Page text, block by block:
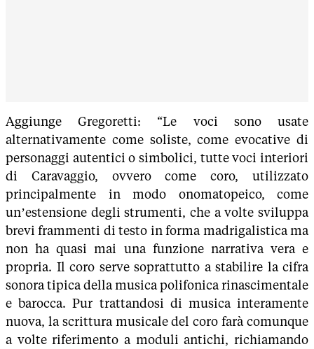
Aggiunge Gregoretti: “Le voci sono usate
alternativamente come soliste, come evocative di
personaggi autentici o simbolici, tutte voci interiori
di Caravaggio, ovvero come coro, utilizzato
principalmente in modo onomatopeico, come
un’estensione degli strumenti, che a volte sviluppa
brevi frammenti di testo in forma madrigalistica ma
non ha quasi mai una funzione narrativa vera e
propria. Il coro serve soprattutto a stabilire la cifra
sonora tipica della musica polifonica rinascimentale
e barocca. Pur trattandosi di musica interamente
nuova, la scrittura musicale del coro farà comunque
a volte riferimento a moduli antichi, richiamando